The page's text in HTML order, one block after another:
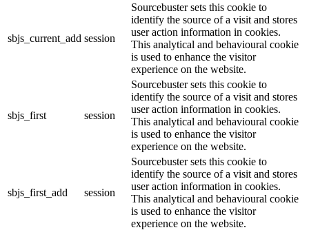
sbjs_current_add session
Sourcebuster sets this cookie to
identify the source of a visit and stores
user action information in cookies.
This analytical and behavioural cookie
is used to enhance the visitor
experience on the website.
sbjs_first session
Sourcebuster sets this cookie to
identify the source of a visit and stores
user action information in cookies.
This analytical and behavioural cookie
is used to enhance the visitor
experience on the website.
sbjs_first_add session
Sourcebuster sets this cookie to
identify the source of a visit and stores
user action information in cookies.
This analytical and behavioural cookie
is used to enhance the visitor
experience on the website.